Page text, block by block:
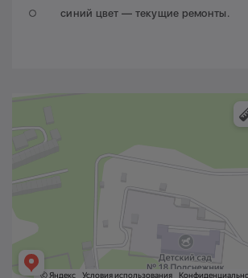
синий цвет — текущие ремонты.